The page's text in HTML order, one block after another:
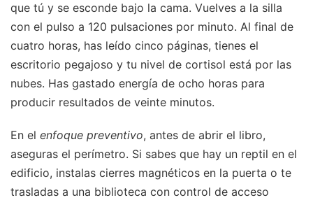
que tú y se esconde bajo la cama. Vuelves a la silla
con el pulso a 120 pulsaciones por minuto. Al final de
cuatro horas, has leído cinco páginas, tienes el
escritorio pegajoso y tu nivel de cortisol está por las
nubes. Has gastado energía de ocho horas para
producir resultados de veinte minutos.
En el enfoque preventivo, antes de abrir el libro,
aseguras el perímetro. Si sabes que hay un reptil en el
edificio, instalas cierres magnéticos en la puerta o te
trasladas a una biblioteca con control de acceso